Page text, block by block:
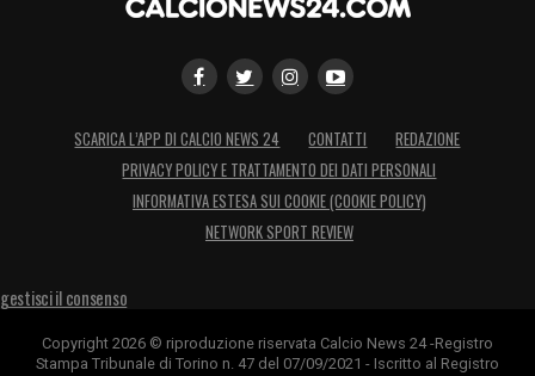
SCARICA L’APP DI CALCIO NEWS 24 CONTATTI
REDAZIONE
PRIVACY POLICY E TRATTAMENTO DEI DATI PERSONALI
INFORMATIVA ESTESA SUI COOKIE (COOKIE POLICY)
NETWORK SPORT REVIEW
gestisci il consenso
Copyright 2026 © riproduzione riservata Calcio News 24 -Registro
Stampa Tribunale di Torino n. 47 del 07/09/2021 - Iscritto al Registro